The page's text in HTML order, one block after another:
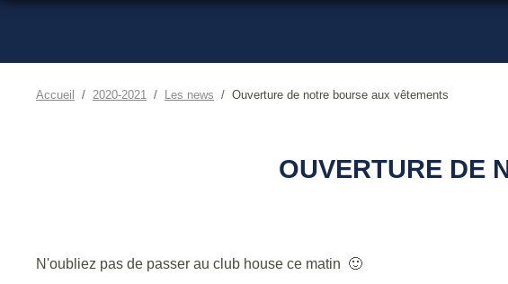
Accueil 2020-2021 Les news Ouverture de notre bourse aux vêtements
OUVERTURE DE
N'oubliez pas de passer au club house ce matin 🙂